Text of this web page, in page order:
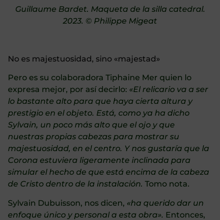
Guillaume Bardet. Maqueta de la silla catedral.
2023. © Philippe Migeat
No es majestuosidad, sino «majestad»
Pero es su colaboradora Tiphaine Mer quien lo
expresa mejor, por así decirlo: «El relicario va a ser
lo bastante alto para que haya cierta altura y
prestigio en el objeto. Está, como ya ha dicho
Sylvain, un poco más alto que el ojo y que
nuestras propias cabezas para mostrar su
majestuosidad, en el centro. Y nos gustaría que la
Corona estuviera ligeramente inclinada para
simular el hecho de que está encima de la cabeza
de Cristo dentro de la instalación. Tomo nota.
Sylvain Dubuisson, nos dicen, «ha querido dar un
enfoque único y personal a esta obra». Entonces,